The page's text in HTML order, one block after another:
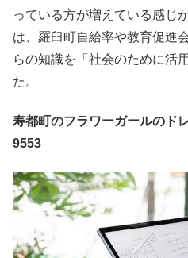
っている方が増えている感じ
は、羅臼町自給率や教育促進
らの知識を「社会のために活
た。
寿都町のフラワーガールのド
9553